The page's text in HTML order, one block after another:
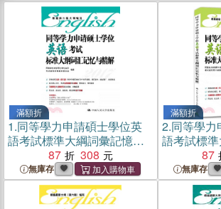
滿額折
1.同等學力申請碩士學位英
語考試標準大綱詞彙記憶與
精解（簡體書）
87 308
無庫存
滿額折
2.同等學力
語考試標
精解（簡
87
無庫存